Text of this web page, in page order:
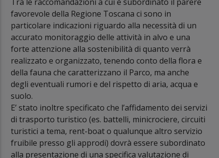
favorevole della Regione Toscana ci sono in
particolare indicazioni riguardo alla necessità di un
accurato monitoraggio delle attività in alvo e una
forte attenzione alla sostenibilità di quanto verrà
realizzato e organizzato, tenendo conto della flora e
della fauna che caratterizzano il Parco, ma anche
degli eventuali rumori e del rispetto di aria, acqua e
suolo.
E’ stato inoltre specificato che l’affidamento dei servizi
di trasporto turistico (es. battelli, minicrociere, circuiti
turistici a tema, rent-boat o qualunque altro servizio
fruibile presso gli approdi) dovrà essere subordinato
alla presentazione di una specifica valutazione di